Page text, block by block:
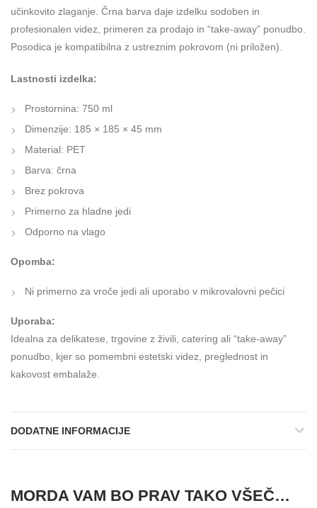
učinkovito zlaganje. Črna barva daje izdelku sodoben in
profesionalen videz, primeren za prodajo in “take-away” ponudbo.
Posodica je kompatibilna z ustreznim pokrovom (ni priložen).
Lastnosti izdelka:
Prostornina: 750 ml
Dimenzije: 185 × 185 × 45 mm
Material: PET
Barva: črna
Brez pokrova
Primerno za hladne jedi
Odporno na vlago
Opomba:
Ni primerno za vroče jedi ali uporabo v mikrovalovni pečici
Uporaba:
Idealna za delikatese, trgovine z živili, catering ali “take-away”
ponudbo, kjer so pomembni estetski videz, preglednost in
kakovost embalaže.
DODATNE INFORMACIJE
MORDA VAM BO PRAV TAKO VŠEČ…